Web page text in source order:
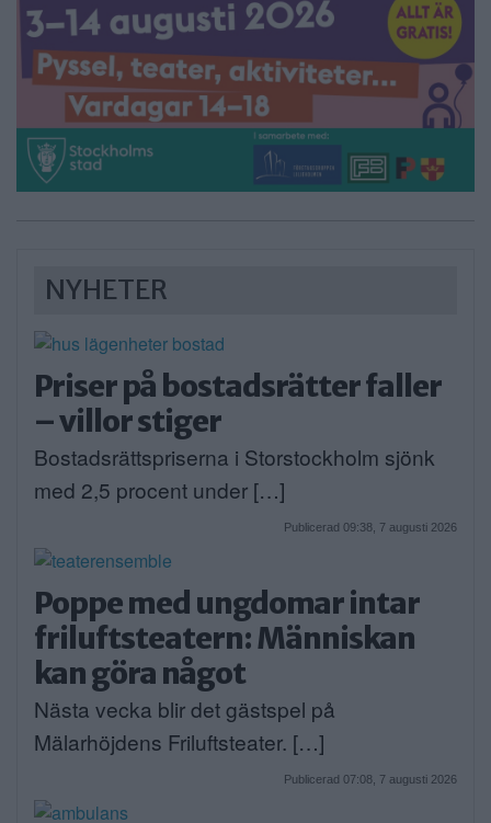
NYHETER
Priser på bostadsrätter faller
– villor stiger
Bostadsrättspriserna i Storstockholm sjönk
med 2,5 procent under […]
Publicerad 09:38, 7 augusti 2026
Poppe med ungdomar intar
friluftsteatern: Människan
kan göra något
Nästa vecka blir det gästspel på
Mälarhöjdens Friluftsteater. […]
Publicerad 07:08, 7 augusti 2026